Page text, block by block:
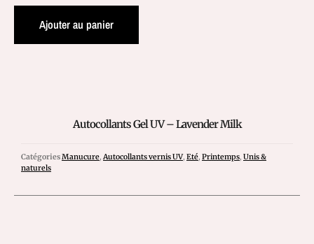
Ajouter au panier
Autocollants Gel UV – Lavender Milk
CatégoriesManucure, Autocollants vernis UV, Eté, Printemps, Unis &
naturels